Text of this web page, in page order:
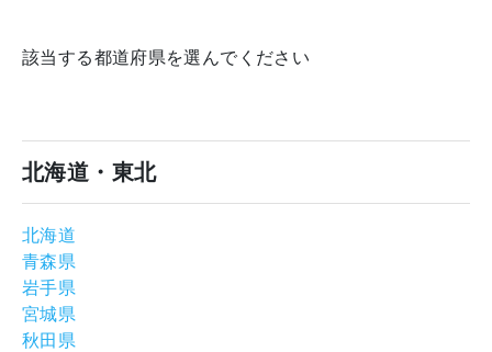
感染症
お知らせ
よくあるご質問
該当する都道府県を選んでください
北海道・東北
北海道
青森県
岩手県
宮城県
秋田県